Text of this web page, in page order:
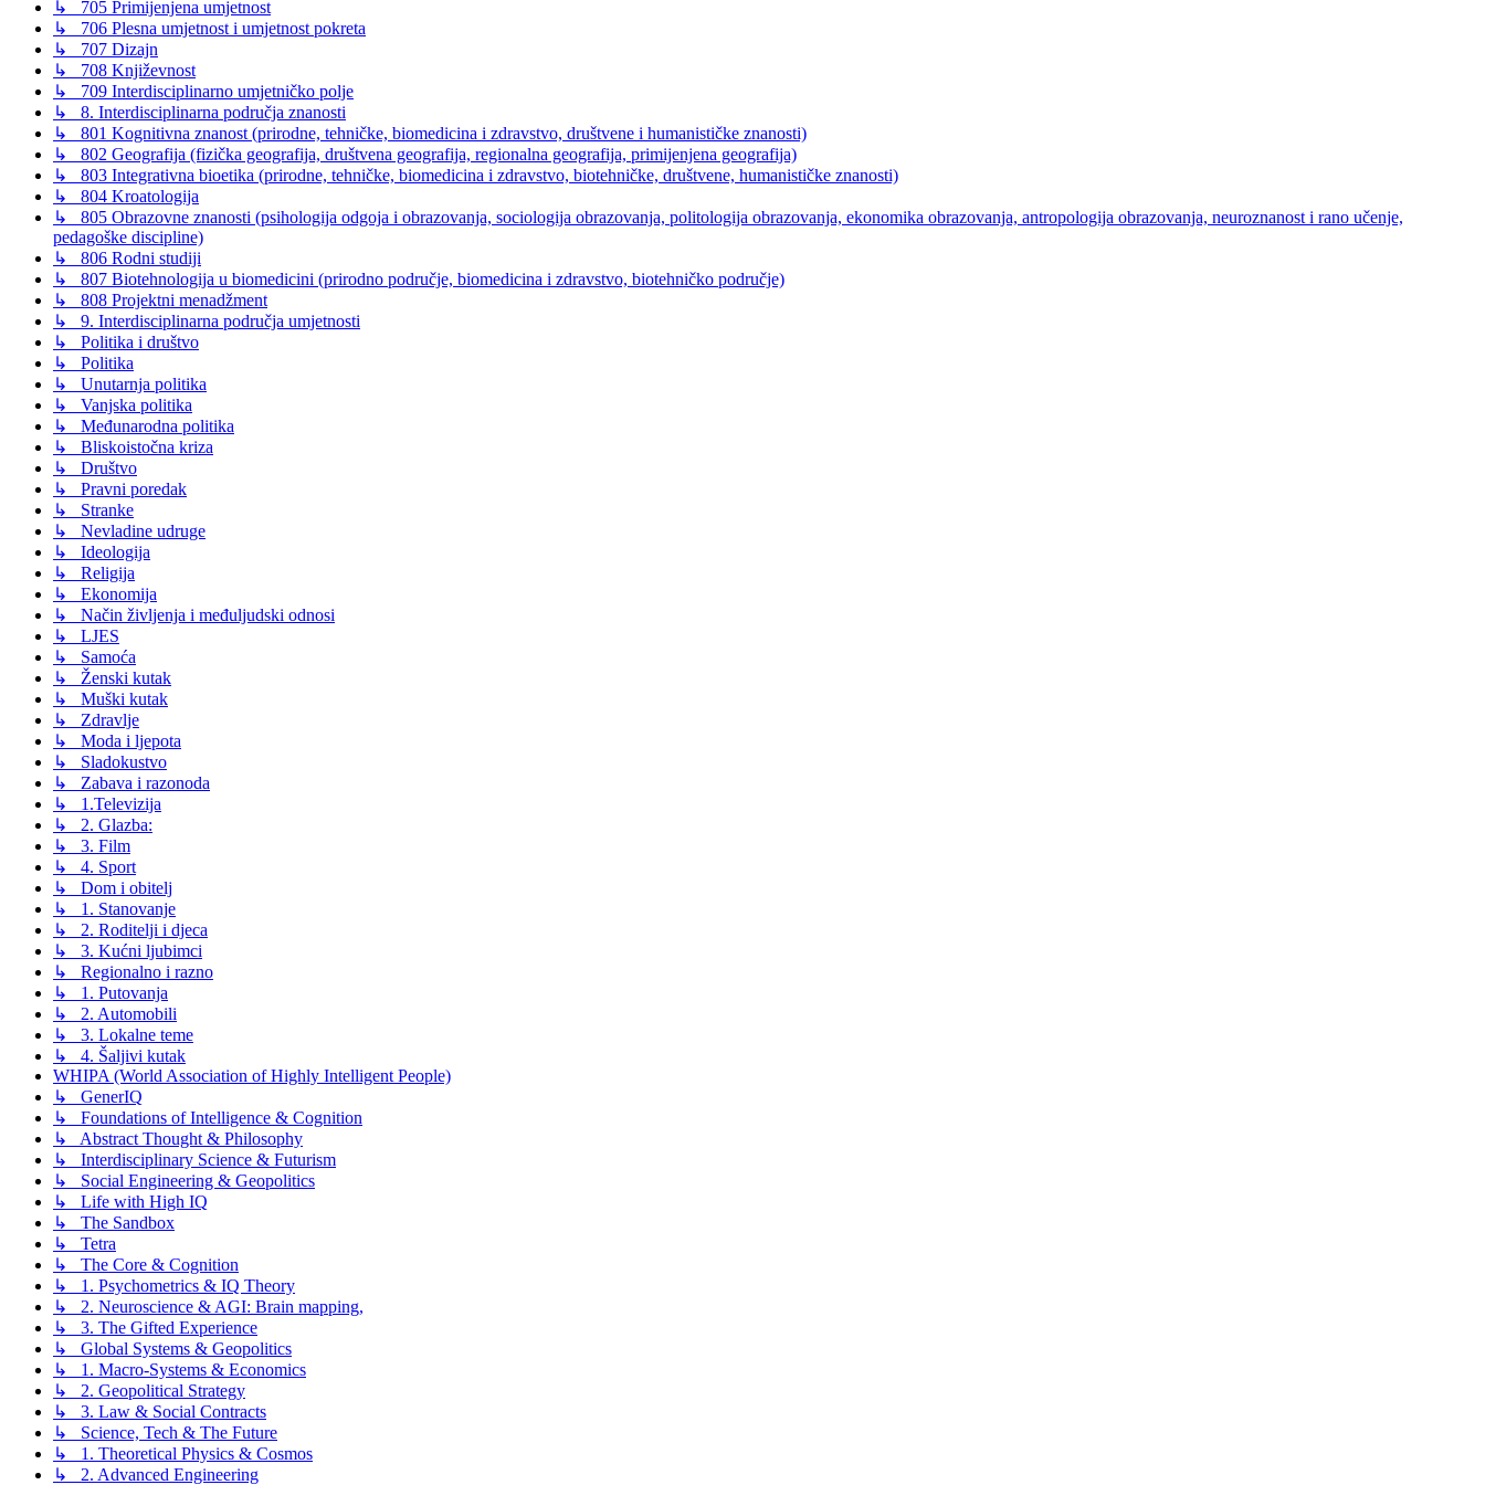
↳ 705 Primijenjena umjetnost
↳ 706 Plesna umjetnost i umjetnost pokreta
↳ 707 Dizajn
↳ 708 Književnost
↳ 709 Interdisciplinarno umjetničko polje
↳ 8. Interdisciplinarna područja znanosti
↳ 801 Kognitivna znanost (prirodne, tehničke, biomedicina i zdravstvo, društvene i humanističke znanosti)
↳ 802 Geografija (fizička geografija, društvena geografija, regionalna geografija, primijenjena geografija)
↳ 803 Integrativna bioetika (prirodne, tehničke, biomedicina i zdravstvo, biotehničke, društvene, humanističke znanosti)
↳ 804 Kroatologija
↳ 805 Obrazovne znanosti (psihologija odgoja i obrazovanja, sociologija obrazovanja, politologija obrazovanja, ekonomika obrazovanja, antropologija obrazovanja, neuroznanost i rano učenje,
pedagoške discipline)
↳ 806 Rodni studiji
↳ 807 Biotehnologija u biomedicini (prirodno područje, biomedicina i zdravstvo, biotehničko područje)
↳ 808 Projektni menadžment
↳ 9. Interdisciplinarna područja umjetnosti
↳ Politika i društvo
↳ Politika
↳ Unutarnja politika
↳ Vanjska politika
↳ Međunarodna politika
↳ Bliskoistočna kriza
↳ Društvo
↳ Pravni poredak
↳ Stranke
↳ Nevladine udruge
↳ Ideologija
↳ Religija
↳ Ekonomija
↳ Način življenja i međuljudski odnosi
↳ LJES
↳ Samoća
↳ Ženski kutak
↳ Muški kutak
↳ Zdravlje
↳ Moda i ljepota
↳ Sladokustvo
↳ Zabava i razonoda
↳ 1.Televizija
↳ 2. Glazba:
↳ 3. Film
↳ 4. Sport
↳ Dom i obitelj
↳ 1. Stanovanje
↳ 2. Roditelji i djeca
↳ 3. Kućni ljubimci
↳ Regionalno i razno
↳ 1. Putovanja
↳ 2. Automobili
↳ 3. Lokalne teme
↳ 4. Šaljivi kutak
WHIPA (World Association of Highly Intelligent People)
↳ GenerIQ
↳ Foundations of Intelligence & Cognition
↳ Abstract Thought & Philosophy
↳ Interdisciplinary Science & Futurism
↳ Social Engineering & Geopolitics
↳ Life with High IQ
↳ The Sandbox
↳ Tetra
↳ The Core & Cognition
↳ 1. Psychometrics & IQ Theory
↳ 2. Neuroscience & AGI: Brain mapping,
↳ 3. The Gifted Experience
↳ Global Systems & Geopolitics
↳ 1. Macro-Systems & Economics
↳ 2. Geopolitical Strategy
↳ 3. Law & Social Contracts
↳ Science, Tech & The Future
↳ 1. Theoretical Physics & Cosmos
↳ 2. Advanced Engineering